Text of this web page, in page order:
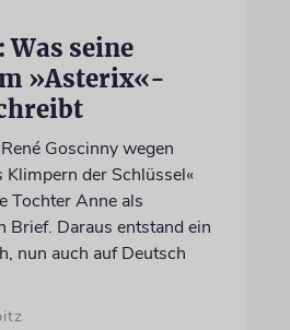
seine
»Asterix«-
Goscinny wegen
Klimpern der Schlüssel«
Tochter Anne als
Brief. Daraus entstand ein
nun auch auf Deutsch